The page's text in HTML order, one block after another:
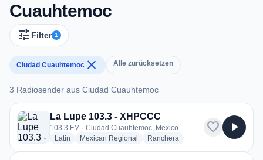
Cuauhtemoc
tune Filter 1
Ciudad Cuauhtemoc close Alle zurücksetzen
3 Radiosender aus Ciudad Cuauhtemoc
3 Radiosender aus Ciudad Cuauhtemoc
La Lupe 103.3 - XHPCCC
103.3 FM · Ciudad Cuauhtemoc, Mexico
Latin radio stations
Mexican Regional radio stations
Ranchera
favorite play_arrow